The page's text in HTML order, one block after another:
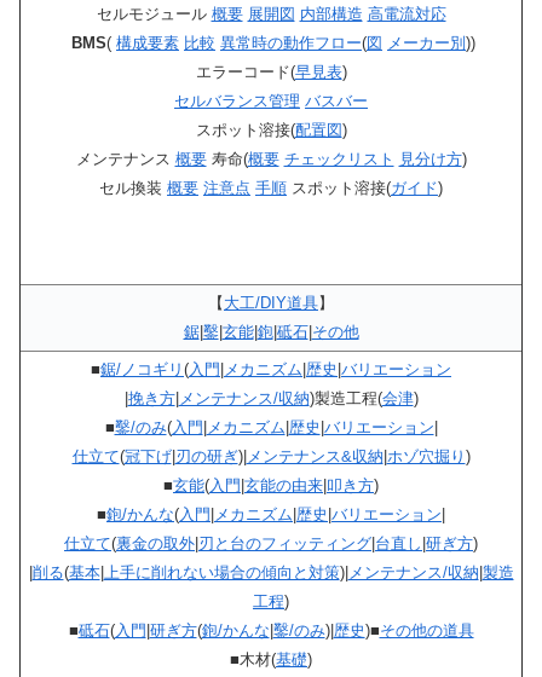
セルモジュール 概要 展開図 内部構造 高電流対応
BMS( 構成要素 比較 異常時の動作フロー(図 メーカー別 ))
エラーコード(早見表)
セルバランス管理 バスバー
スポット溶接(配置図)
メンテナンス 概要寿命(概要 チェックリスト 見分け方)
セル換装 概要 注意点 手順 スポット溶接(ガイド)
【 大工/DIY道具】
鋸| 鑿 玄能| 鉋| 砥石| その他
■鋸/ノコギリ (入門 メカニズム 歴史 バリエーション
挽き方| メンテナンス/収納)製造工程(会津)
■鑿/のみ(入門 メカニズム 歴史 バリエーション
仕立て(冠下げ| 刃の研ぎ)| メンテナンス&収納 ホゾ穴掘り )
■玄能(入門 玄能の由来 叩き方)
■鉋/かんな(入門 メカニズム 歴史 バリエーション
仕立て(裏金の取外 刃と台のフィッティング 台直し 研ぎ方)
削る(基本| 上手に削れない場合の傾向と対策)| メンテナンス/収納 製造
工程)
■砥石(入門 研ぎ方(鉋/かんな 鑿/のみ)| 歴史)■その他の道具
■木材(基礎)